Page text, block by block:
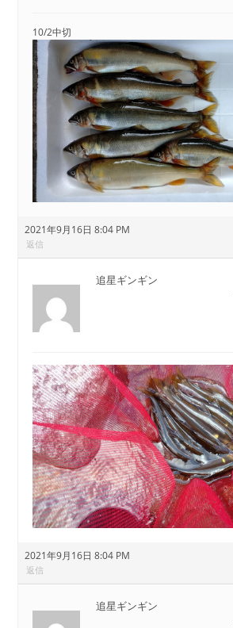
10/2中切
2021年9月16日 8:04 PM
返信
追星ギンギン
2021年9月16日 8:04 PM
返信
追星ギンギン